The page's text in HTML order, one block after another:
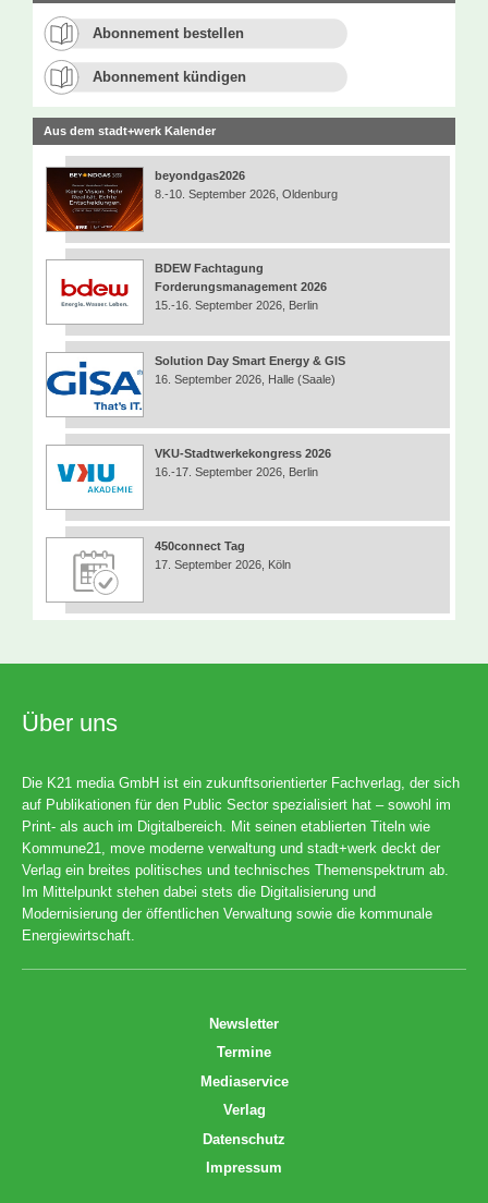
Abonnement bestellen
Abonnement kündigen
Aus dem stadt+werk Kalender
beyondgas2026
8.-10. September 2026, Oldenburg
BDEW Fachtagung
Forderungsmanagement 2026
15.-16. September 2026, Berlin
Solution Day Smart Energy & GIS
16. September 2026, Halle (Saale)
VKU-Stadtwerkekongress 2026
16.-17. September 2026, Berlin
450connect Tag
17. September 2026, Köln
Über uns
Die K21 media GmbH ist ein zukunftsorientierter Fachverlag, der sich
auf Publikationen für den Public Sector spezialisiert hat – sowohl im
Print- als auch im Digitalbereich. Mit seinen etablierten Titeln wie
Kommune21, move moderne verwaltung und stadt+werk deckt der
Verlag ein breites politisches und technisches Themenspektrum ab.
Im Mittelpunkt stehen dabei stets die Digitalisierung und
Modernisierung der öffentlichen Verwaltung sowie die kommunale
Energiewirtschaft.
Newsletter
Termine
Mediaservice
Verlag
Datenschutz
Impressum